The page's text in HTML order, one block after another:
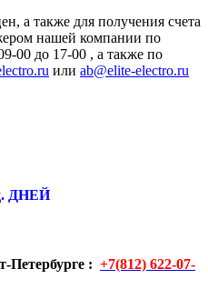
а также для получения счета
нашей компании по
00 до 17-00 , а также по
или ab@elite-electro.ru
ДНЕЙ
Петербурге : +7(812) 622-07-